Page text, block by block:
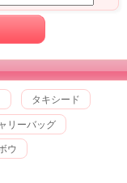
タキシード
リーバッグ
ウ